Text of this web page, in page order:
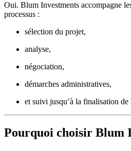
Oui. Blum Investments accompagne
processus :
sélection du projet,
analyse,
négociation,
démarches administratives,
et suivi jusqu’à la finalisation de
Pourquoi choisir Blum